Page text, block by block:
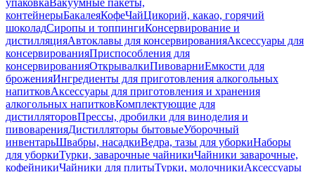
упаковкаВакуумные пакеты,
контейнерыБакалеяКофеЧайЦикорий, какао, горячий
шоколадСиропы и топпингиКонсервирование и
дистилляцияАвтоклавы для консервированияАксессуары для
консервированияПриспособления для
консервированияОткрывалкиПивоварниЕмкости для
броженияИнгредиенты для приготовления алкогольных
напитковАксессуары для приготовления и хранения
алкогольных напитковКомплектующие для
дистилляторовПрессы, дробилки для виноделия и
пивоваренияДистилляторы бытовыеУборочный
инвентарьШвабры, насадкиВедра, тазы для уборкиНаборы
для уборкиТурки, заварочные чайникиЧайники заварочные,
кофейникиЧайники для плитыТурки, молочникиАксессуары